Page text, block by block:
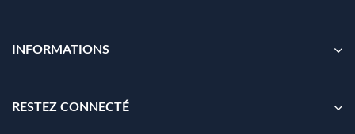
INFORMATIONS
RESTEZ CONNECTÉ